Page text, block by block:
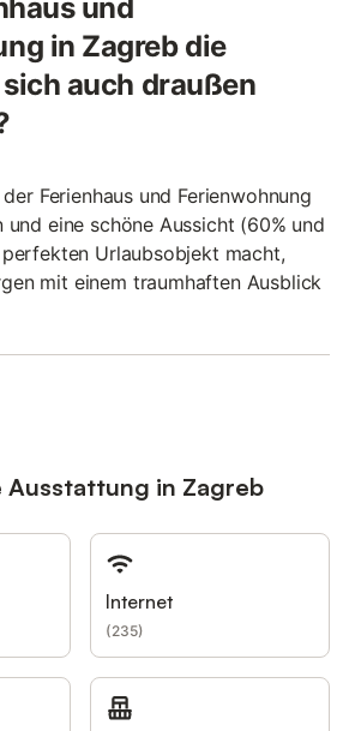
und
in Zagreb die
auch draußen
Ferienhaus und Ferienwohnung
und eine schöne Aussicht (60% und
Urlaubsobjekt macht,
mit einem traumhaften Ausblick
in Zagreb
Internet
(235)